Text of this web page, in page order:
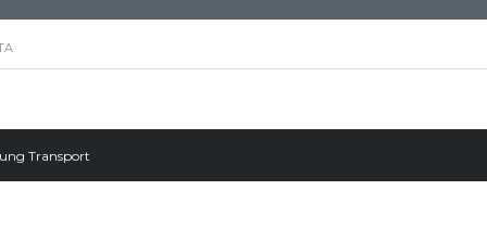
Panduan Lengkap &
Transport